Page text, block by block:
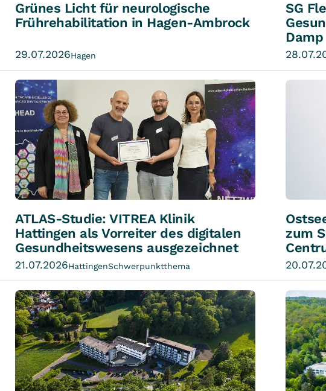
Grünes Licht für neurologische
Frührehabilitation in Hagen-Ambrock
29.07.2026Hagen
SG
Damp
ATLAS-Studie: VITREA Klinik
Hattingen als Vorreiter des digitalen
Gesundheitswesens ausgezeichnet
21.07.2026HattingenSchwerpunktthema
zum